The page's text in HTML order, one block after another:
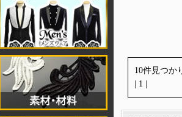
10件見つか
| 1 |